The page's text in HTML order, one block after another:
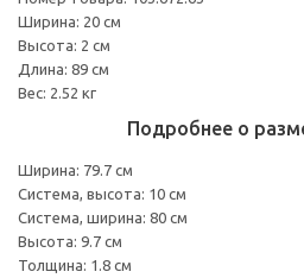
Ширина: 20 см
Высота: 2 см
Длина: 89 см
Вес: 2.52 кг
Подробнее о
Ширина: 79.7 см
Система, высота: 10 см
Система, ширина: 80 см
Высота: 9.7 см
Толщина: 1.8 см